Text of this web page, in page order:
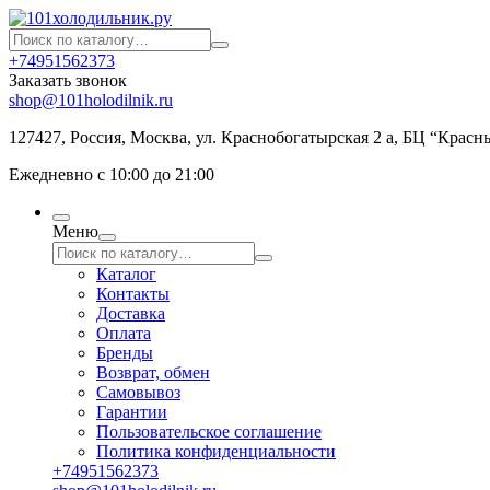
+74951562373
Заказать звонок
shop@101holodilnik.ru
127427, Россия, Москва, ул. Краснобогатырская 2 а, БЦ
Ежедневно с 10:00 до 21:00
Меню
Каталог
Контакты
Доставка
Оплата
Бренды
Возврат, обмен
Самовывоз
Гарантии
Пользовательское соглашение
Политика конфиденциальности
+74951562373